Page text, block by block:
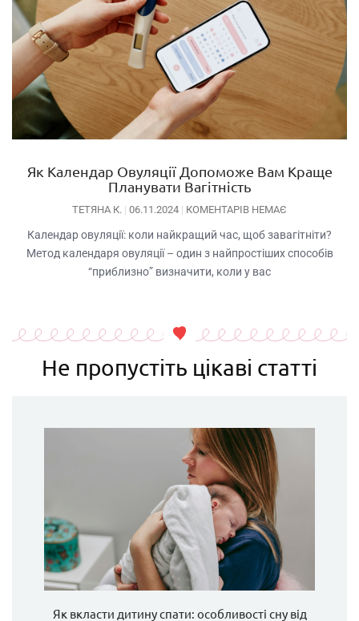
Як Календар Овуляції Допоможе Вам Краще
Планувати Вагітність
ТЕТЯНА К. 06.11.2024 КОМЕНТАРІВ НЕМАЄ
Календар овуляції: коли найкращий час, щоб завагітніти?
Метод календаря овуляції – один з найпростіших способів
“приблизно” визначити, коли у вас
Не пропустіть цікаві статті
Як вкласти дитину спати: особливості сну від